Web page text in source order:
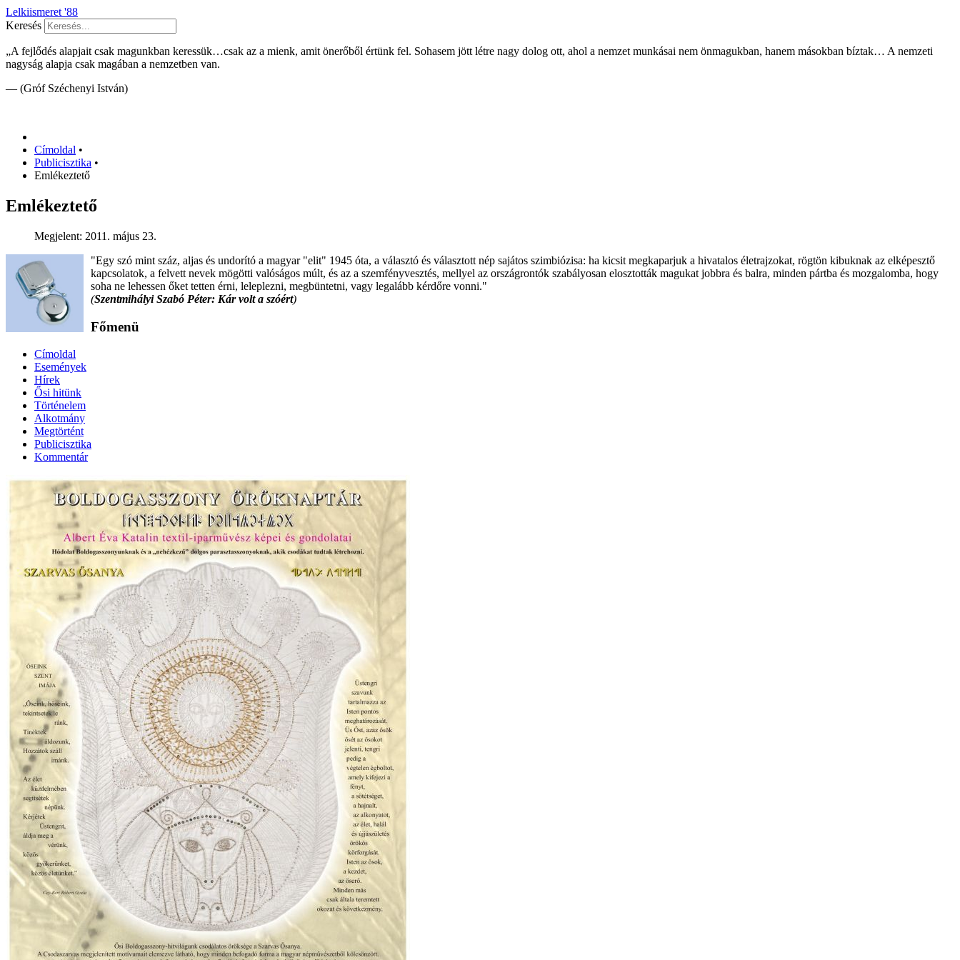
Lelkiismeret '88
Keresés
„A fejlődés alapjait csak magunkban keressük…csak az a mienk, amit önerőből értünk fel. Sohasem jött létre nagy dolog ott, ahol a nemzet munkásai nem önmagukban, hanem másokban bíztak… A nemzeti
nagyság alapja csak magában a nemzetben van.
— (Gróf Széchenyi István)
Címoldal •
Publicisztika •
Emlékeztető
Emlékeztető
Megjelent: 2011. május 23.
"Egy szó mint száz, aljas és undorító a magyar "elit" 1945 óta, a választó és választott nép sajátos szimbiózisa: ha kicsit megkaparjuk a hivatalos életrajzokat, rögtön kibuknak az elképesztő
kapcsolatok, a felvett nevek mögötti valóságos múlt, és az a szemfényvesztés, mellyel az országrontók szabályosan elosztották magukat jobbra és balra, minden pártba és mozgalomba, hogy
soha ne lehessen őket tetten érni, leleplezni, megbüntetni, vagy legalább kérdőre vonni."
(Szentmihályi Szabó Péter: Kár volt a szóért)
Főmenü
Címoldal
Események
Hírek
Ősi hitünk
Történelem
Alkotmány
Megtörtént
Publicisztika
Kommentár